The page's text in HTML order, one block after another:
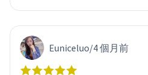
Euniceluo/4 個月前